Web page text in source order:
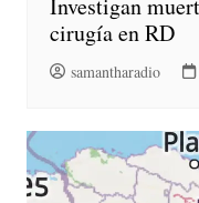
Investigan
cirugía en RD
samantharadio